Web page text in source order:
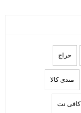
حراج
مندی کالا
کافی نت